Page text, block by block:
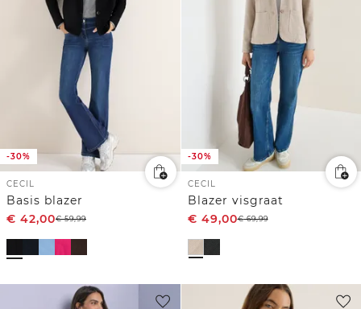
-30%
CECIL
Basis blazer
€ 42,00€59,99
-30%
CECIL
Blazer visgraat
€ 49,00€69,99